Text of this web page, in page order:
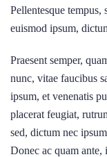
Pellentesque tempus,
euismod ipsum,
Praesent semper,
nunc, vitae faucibus
ipsum, et venenatis
placerat feugiat,
sed, dictum nec
Donec ac quam ante,